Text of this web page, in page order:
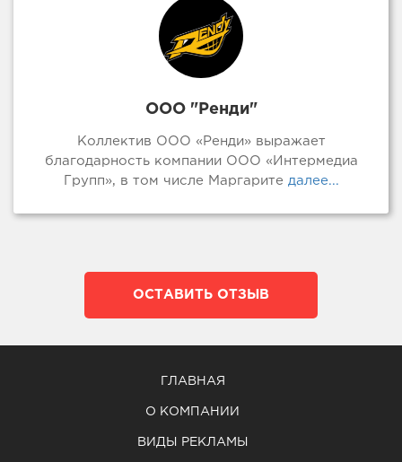
ООО "Ренди"
Коллектив ООО «Ренди» выражает
благодарность компании ООО «Интермедиа
Групп», в том числе Маргарите далее...
ОСТАВИТЬ ОТЗЫВ
ГЛАВНАЯ
О КОМПАНИИ
ВИДЫ РЕКЛАМЫ